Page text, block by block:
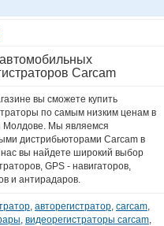
Carcam
вы сможете купить
по самым низким ценам в
Молдове. Мы являемся
дистрибьюторами Carcam в
вы найдете широкий выбор
GPS - навигаторов,
и антирадаров.
, авторегистратор, carcam,
, видеорегистраторы carcam,